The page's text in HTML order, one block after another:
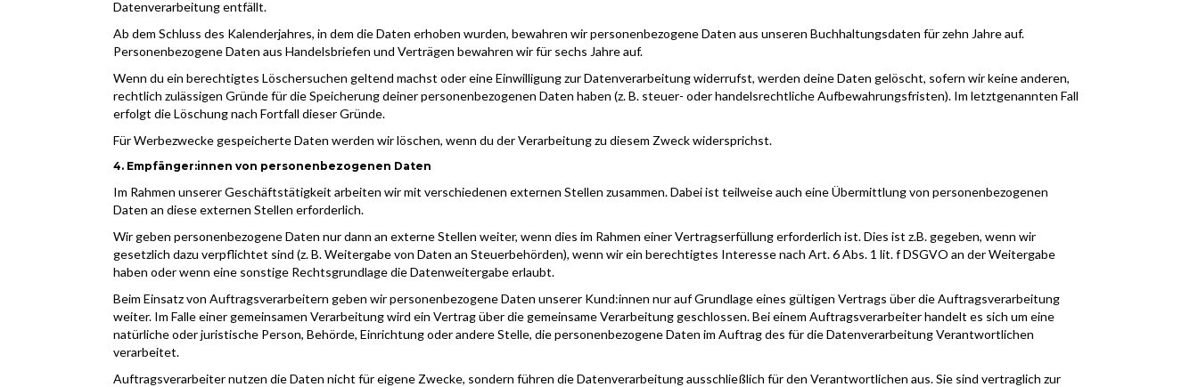
Datenverarbeitung entfällt.
Ab dem Schluss des Kalenderjahres, in dem die Daten erhoben wurden, bewahren wir personenbezogene Daten aus unseren Buchhaltungsdaten für zehn Jahre auf.
Personenbezogene Daten aus Handelsbriefen und Verträgen bewahren wir für sechs Jahre auf.
Wenn du ein berechtigtes Löschersuchen geltend machst oder eine Einwilligung zur Datenverarbeitung widerrufst, werden deine Daten gelöscht, sofern wir keine anderen,
rechtlich zulässigen Gründe für die Speicherung deiner personenbezogenen Daten haben (z. B. steuer- oder handelsrechtliche Aufbewahrungsfristen). Im letztgenannten Fall
erfolgt die Löschung nach Fortfall dieser Gründe.
Für Werbezwecke gespeicherte Daten werden wir löschen, wenn du der Verarbeitung zu diesem Zweck widersprichst.
4. Empfänger:innen von personenbezogenen Daten
‍Im Rahmen unserer Geschäftstätigkeit arbeiten wir mit verschiedenen externen Stellen zusammen. Dabei ist teilweise auch eine Übermittlung von personenbezogenen
Daten an diese externen Stellen erforderlich.
Wir geben personenbezogene Daten nur dann an externe Stellen weiter, wenn dies im Rahmen einer Vertragserfüllung erforderlich ist. Dies ist z.B. gegeben, wenn wir
gesetzlich dazu verpflichtet sind (z. B. Weitergabe von Daten an Steuerbehörden), wenn wir ein berechtigtes Interesse nach Art. 6 Abs. 1 lit. f DSGVO an der Weitergabe
haben oder wenn eine sonstige Rechtsgrundlage die Datenweitergabe erlaubt.
Beim Einsatz von Auftragsverarbeitern geben wir personenbezogene Daten unserer Kund:innen nur auf Grundlage eines gültigen Vertrags über die Auftragsverarbeitung
weiter. Im Falle einer gemeinsamen Verarbeitung wird ein Vertrag über die gemeinsame Verarbeitung geschlossen. Bei einem Auftragsverarbeiter handelt es sich um eine
natürliche oder juristische Person, Behörde, Einrichtung oder andere Stelle, die personenbezogene Daten im Auftrag des für die Datenverarbeitung Verantwortlichen
verarbeitet.
Auftragsverarbeiter nutzen die Daten nicht für eigene Zwecke, sondern führen die Datenverarbeitung ausschließlich für den Verantwortlichen aus. Sie sind vertraglich zur